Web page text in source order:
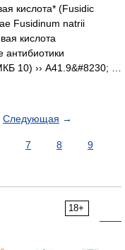
кислота* (Fusidic
Fusidinum natrii
кислота
антибиотики
10) ›› A41.9&#8230; …
Следующая →
7 8
9
18+